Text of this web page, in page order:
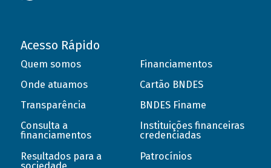
Acesso Rápido
Quem somos
Onde atuamos
Transparência
Consulta a
financiamentos
Resultados para a
sociedade
Financiamentos
Cartão BNDES
BNDES Finame
Instituições financeiras
credenciadas
Patrocínios